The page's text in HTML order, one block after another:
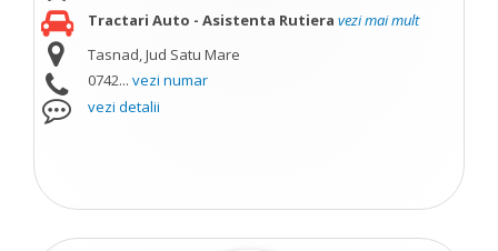
Tractari Auto - Asistenta Rutiera vezi mai mult
Tasnad, Jud Satu Mare
0742... vezi numar
vezi detalii